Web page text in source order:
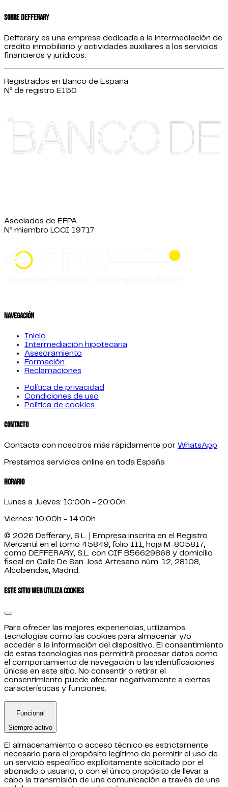
Sobre Defferary
Defferary es una empresa dedicada a la intermediación de
crédito inmobiliario y actividades auxiliares a los servicios
financieros y jurídicos.
Registrados en Banco de España
Nº de registro E150
Asociados de EFPA
Nº miembro LCCI 19717
Navegación
Inicio
Intermediación hipotecaria
Asesoramiento
Formación
Reclamaciones
Política de privacidad
Condiciones de uso
Política de cookies
Contacto
Contacta con nosotros más rápidamente por WhatsApp
Prestamos servicios online en toda España
Horario
Lunes a Jueves: 10:00h - 20:00h
Viernes: 10:00h - 14:00h
© 2026 Defferary, S.L. | Empresa inscrita en el Registro
Mercantil en el tomo 45849, folio 111, hoja M-805817,
como DEFFERARY, S.L. con CIF B56629868 y domicilio
fiscal en Calle De San José Artesano núm. 12, 28108,
Alcobendas, Madrid.
Este sitio web utiliza cookies
Para ofrecer las mejores experiencias, utilizamos
tecnologías como las cookies para almacenar y/o
acceder a la información del dispositivo. El consentimiento
de estas tecnologías nos permitirá procesar datos como
el comportamiento de navegación o las identificaciones
únicas en este sitio. No consentir o retirar el
consentimiento puede afectar negativamente a ciertas
características y funciones.
Funcional
Siempre activo
El almacenamiento o acceso técnico es estrictamente
necesario para el propósito legítimo de permitir el uso de
un servicio específico explícitamente solicitado por el
abonado o usuario, o con el único propósito de llevar a
cabo la transmisión de una comunicación a través de una